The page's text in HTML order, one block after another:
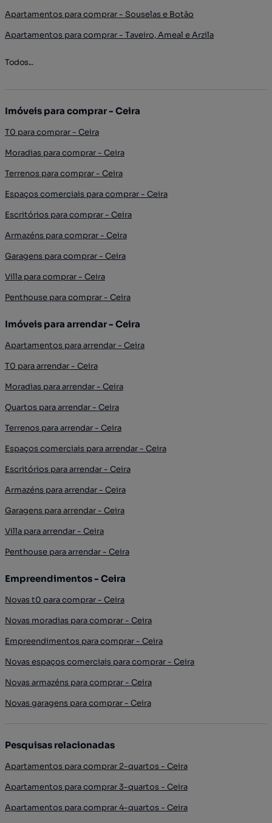
Apartamentos para comprar - Souselas e Botão
Apartamentos para comprar - Taveiro, Ameal e Arzila
Todos...
Imóveis para comprar - Ceira
T0 para comprar - Ceira
Moradias para comprar - Ceira
Terrenos para comprar - Ceira
Espaços comerciais para comprar - Ceira
Escritórios para comprar - Ceira
Armazéns para comprar - Ceira
Garagens para comprar - Ceira
Villa para comprar - Ceira
Penthouse para comprar - Ceira
Imóveis para arrendar - Ceira
Apartamentos para arrendar - Ceira
T0 para arrendar - Ceira
Moradias para arrendar - Ceira
Quartos para arrendar - Ceira
Terrenos para arrendar - Ceira
Espaços comerciais para arrendar - Ceira
Escritórios para arrendar - Ceira
Armazéns para arrendar - Ceira
Garagens para arrendar - Ceira
Villa para arrendar - Ceira
Penthouse para arrendar - Ceira
Empreendimentos - Ceira
Novas t0 para comprar - Ceira
Novas moradias para comprar - Ceira
Empreendimentos para comprar - Ceira
Novas espaços comerciais para comprar - Ceira
Novas armazéns para comprar - Ceira
Novas garagens para comprar - Ceira
Pesquisas relacionadas
Apartamentos para comprar 2-quartos - Ceira
Apartamentos para comprar 3-quartos - Ceira
Apartamentos para comprar 4-quartos - Ceira